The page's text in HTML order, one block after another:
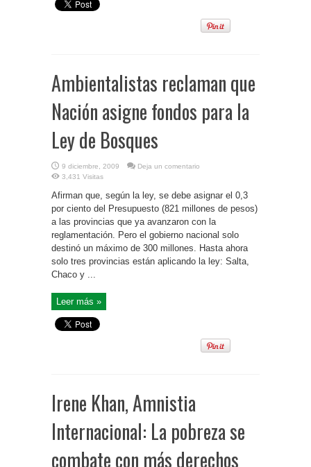
Ambientalistas reclaman que
Nación asigne fondos para la
Ley de Bosques
9 diciembre, 2009
Deja un comentario
3,431 Visitas
Afirman que, según la ley, se debe asignar el 0,3
por ciento del Presupuesto (821 millones de pesos)
a las provincias que ya avanzaron con la
reglamentación. Pero el gobierno nacional solo
destinó un máximo de 300 millones. Hasta ahora
solo tres provincias están aplicando la ley: Salta,
Chaco y ...
Leer más »
Irene Khan, Amnistia
Internacional: La pobreza se
combate con más derechos